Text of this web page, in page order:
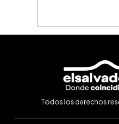
Todos los derechos